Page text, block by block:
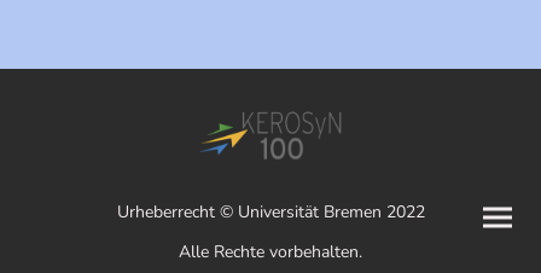
Urheberrecht © Universität Bremen 2022
Alle Rechte vorbehalten.